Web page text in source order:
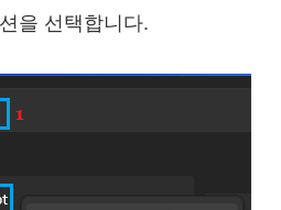
을 선택합니다.